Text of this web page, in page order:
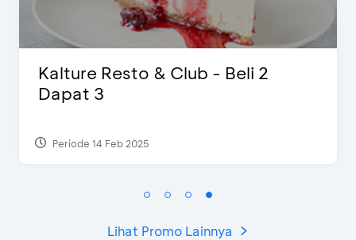
D’Cost - Diskon 50%
Lihat Promo Lainnya